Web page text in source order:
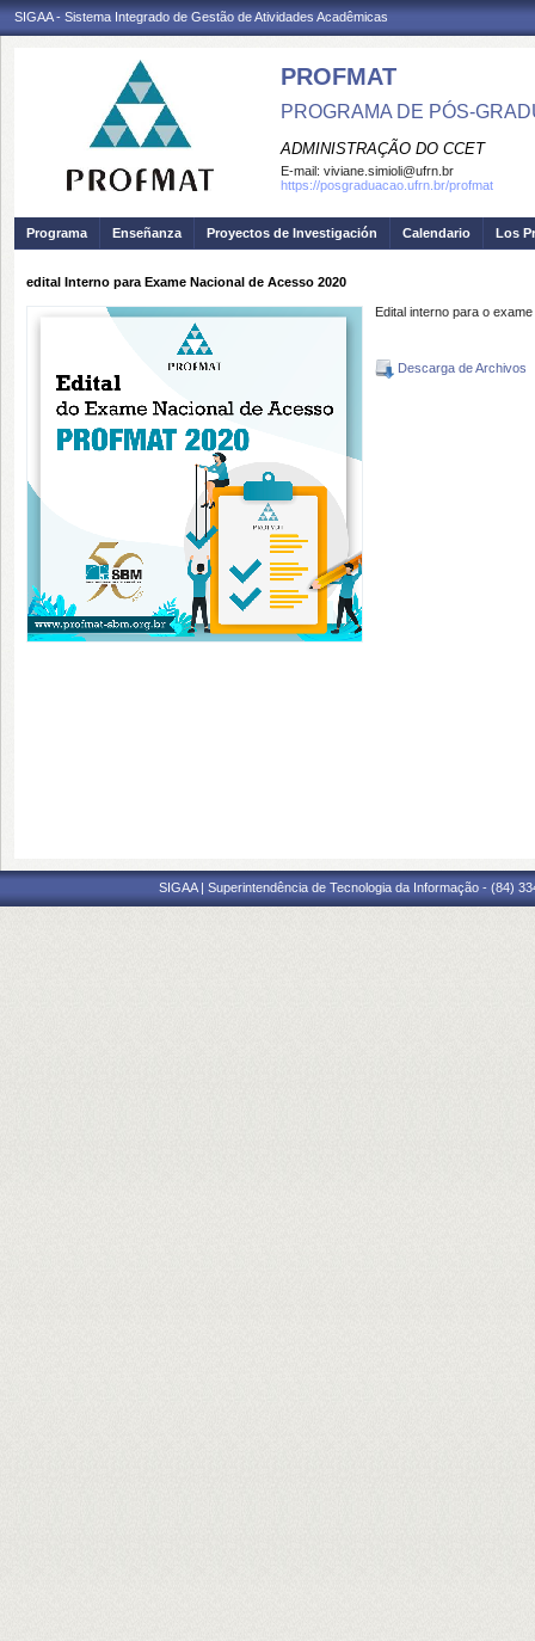
SIGAA - Sistema Integrado de Gestão de Atividades Acadêmicas
PROFMAT
PROGRAMA DE PÓS-
ADMINISTRAÇÃO DO CCET
E-mail: viviane.simioli@ufrn.br
https://posgraduacao.ufrn.br/profmat
Programa Enseñanza Proyectos de Investigación Calendario Los
edital Interno para Exame Nacional de Acesso 2020
Edital interno para o
Descarga de Archivos
SIGAA | Superintendência de Tecnologia da Informação - (84)